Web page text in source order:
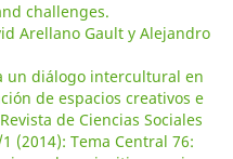
challenges.
Arellano Gault y Alejandro
un diálogo intercultural en
de espacios creativos e
de Ciencias Sociales
(2014): Tema Central 76: